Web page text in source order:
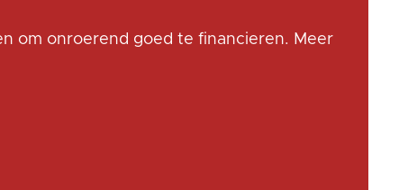
om onroerend goed te financieren. Meer